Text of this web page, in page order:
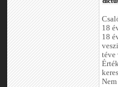
18
18
téve